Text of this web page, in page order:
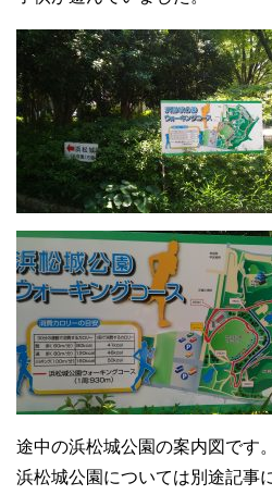
途中の浜松城公園の案内図です。
浜松城公園については別途記事